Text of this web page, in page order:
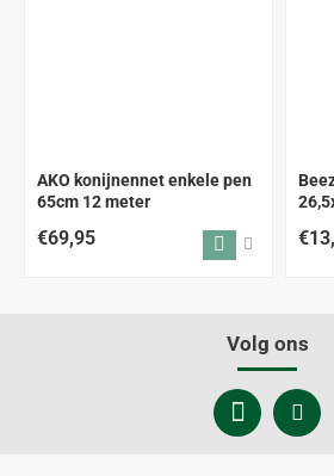
AKO konijnennet enkele pen
65cm 12 meter
€69,95
Volg ons